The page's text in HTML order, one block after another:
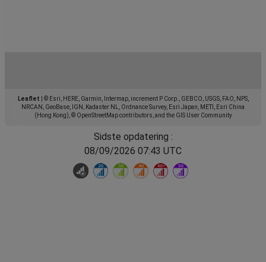
Leaflet
© Esri, HERE, Garmin, Intermap, increment P Corp., GEBCO, USGS, FAO, NPS,
NRCAN, GeoBase, IGN, Kadaster NL, Ordnance Survey, Esri Japan, METI, Esri China
(Hong Kong), © OpenStreetMap contributors, and the GIS User Community
Sidste opdatering :
08/09/2026 07:43 UTC